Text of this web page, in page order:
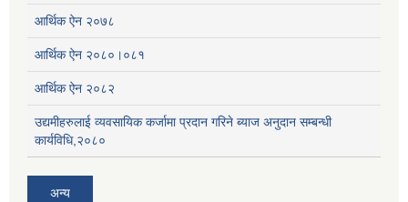
आर्थिक ऐन २०७८
आर्थिक ऐन २०८०।०८१
आर्थिक ऐन २०८२
उद्यमीहरुलाई व्यवसायिक कर्जामा प्रदान गरिने ब्याज अनुदान सम्बन्धी
कार्यविधि,२०८०
अन्य